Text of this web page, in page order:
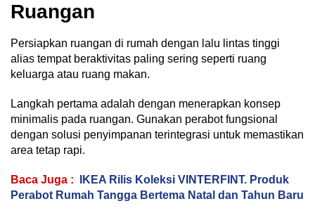
Ruangan
Persiapkan ruangan di rumah dengan lalu lintas tinggi
alias tempat beraktivitas paling sering seperti ruang
keluarga atau ruang makan.
Langkah pertama adalah dengan menerapkan konsep
minimalis pada ruangan. Gunakan perabot fungsional
dengan solusi penyimpanan terintegrasi untuk memastikan
area tetap rapi.
Baca Juga :
IKEA Rilis Koleksi VINTERFINT. Produk
Perabot Rumah Tangga Bertema Natal dan Tahun Baru